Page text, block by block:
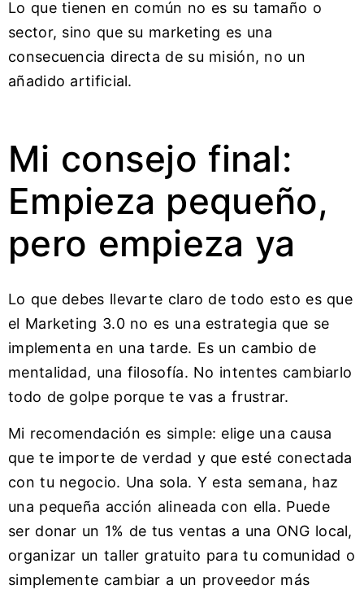
Lo que tienen en común no es su tamaño o
sector, sino que su marketing es una
consecuencia directa de su misión, no un
añadido artificial.
Mi consejo final:
Empieza pequeño,
pero empieza ya
Lo que debes llevarte claro de todo esto es que
el Marketing 3.0 no es una estrategia que se
implementa en una tarde. Es un cambio de
mentalidad, una filosofía. No intentes cambiarlo
todo de golpe porque te vas a frustrar.
Mi recomendación es simple: elige una causa
que te importe de verdad y que esté conectada
con tu negocio. Una sola. Y esta semana, haz
una pequeña acción alineada con ella. Puede
ser donar un 1% de tus ventas a una ONG local,
organizar un taller gratuito para tu comunidad o
simplemente cambiar a un proveedor más